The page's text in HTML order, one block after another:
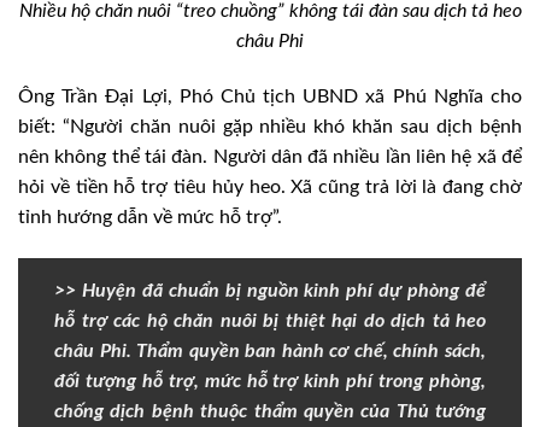
Nhiều hộ chăn nuôi “treo chuồng” không tái đàn sau dịch tả heo
châu Phi
Ông Trần Đại Lợi, Phó Chủ tịch UBND xã Phú Nghĩa cho
biết: “Người chăn nuôi gặp nhiều khó khăn sau dịch bệnh
nên không thể tái đàn. Người dân đã nhiều lần liên hệ xã để
hỏi về tiền hỗ trợ tiêu hủy heo. Xã cũng trả lời là đang chờ
tỉnh hướng dẫn về mức hỗ trợ”.
>> Huyện đã chuẩn bị nguồn kinh phí dự phòng để
hỗ trợ các hộ chăn nuôi bị thiệt hại do dịch tả heo
châu Phi. Thẩm quyền ban hành cơ chế, chính sách,
đối tượng hỗ trợ, mức hỗ trợ kinh phí trong phòng,
chống dịch bệnh thuộc thẩm quyền của Thủ tướng